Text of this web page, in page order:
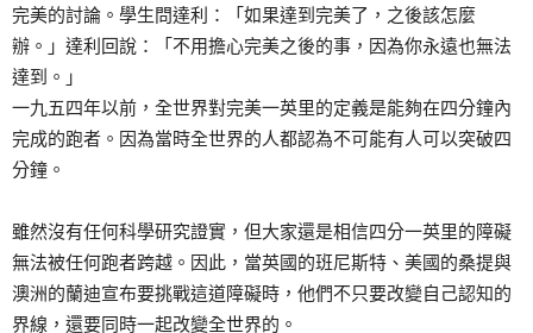
完美的討論。學生問達利：「如果達到完美了，之後該怎麼
辦。」達利回說：「不用擔心完美之後的事，因為你永遠也無法
達到。」
一九五四年以前，全世界對完美一英里的定義是能夠在四分鐘內
完成的跑者。因為當時全世界的人都認為不可能有人可以突破四
分鐘。
雖然沒有任何科學研究證實，但大家還是相信四分一英里的障礙
無法被任何跑者跨越。因此，當英國的班尼斯特、美國的桑提與
澳洲的蘭迪宣布要挑戰這道障礙時，他們不只要改變自己認知的
界線，還要同時一起改變全世界的。